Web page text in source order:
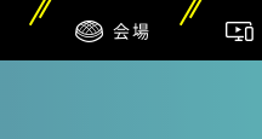
会場